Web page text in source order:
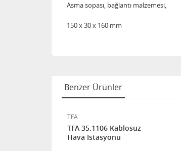
Asma sopası, bağlantı malzemesi,
150 x 30 x 160 mm
Benzer Ürünler
TFA
TFA 35.1106 Kablosuz
Hava İstasyonu